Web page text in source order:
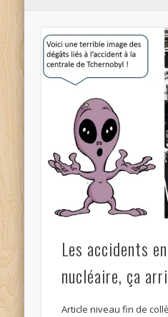
Les accidents
nucléaire, ça
Article niveau fin de